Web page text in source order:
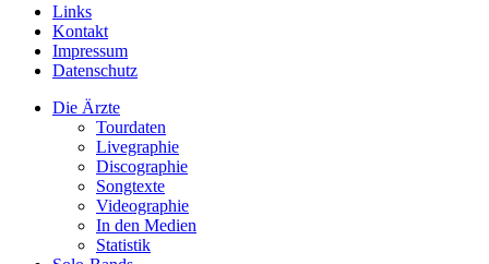
Links
Kontakt
Impressum
Datenschutz
Die Ärzte
Tourdaten
Livegraphie
Discographie
Songtexte
Videographie
In den Medien
Statistik